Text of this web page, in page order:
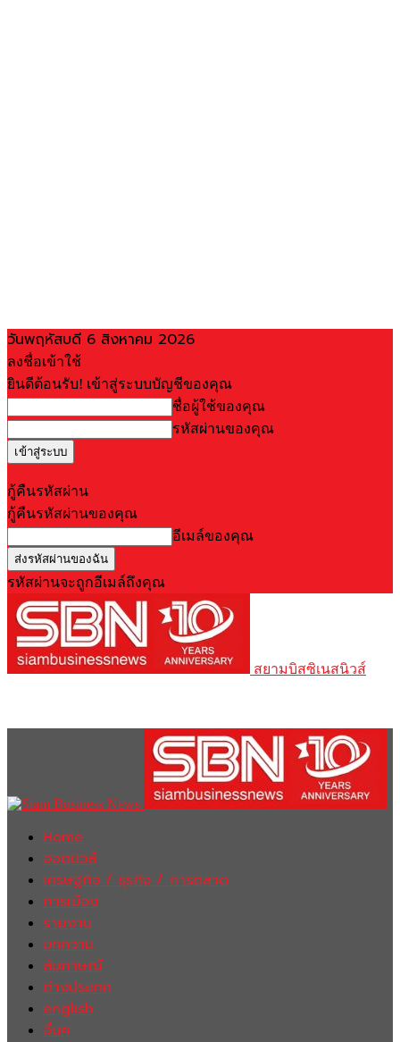
วันพฤหัสบดี 6 สิงหาคม 2026
ลงชื่อเข้าใช้
ยินดีต้อนรับ! เข้าสู่ระบบบัญชีของคุณ
ชื่อผู้ใช้ของคุณ
รหัสผ่านของคุณ
กู้คืนรหัสผ่าน
กู้คืนรหัสผ่านของคุณ
อีเมล์ของคุณ
รหัสผ่านจะถูกอีเมล์ถึงคุณ
สยามบิสซิเนสนิวส์
Home
ฮอตนิวส์
เศรษฐกิจ / ธุรกิจ / การตลาด
การเมือง
รายงาน
บทความ
สัมภาษณ์
ต่างประเทศ
english
อื่นๆ